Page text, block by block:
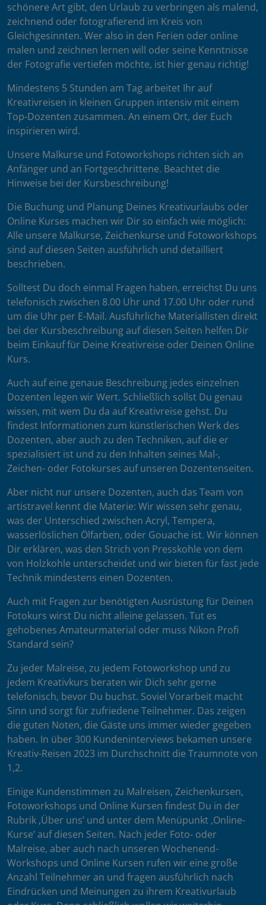
schönere Art gibt, den Urlaub zu verbringen als malend,
zeichnend oder fotografierend im Kreis von
Gleichgesinnten. Wer also in den Ferien oder online
malen und zeichnen lernen will oder seine Kenntnisse
der Fotografie vertiefen möchte, ist hier genau richtig!
Mindestens 5 Stunden am Tag arbeitet Ihr auf
Kreativreisen in kleinen Gruppen intensiv mit einem
Top-Dozenten zusammen. An einem Ort, der Euch
inspirieren wird.
Unsere Malkurse und Fotoworkshops richten sich an
Anfänger und an Fortgeschrittene. Beachtet die
Hinweise bei der Kursbeschreibung!
Die Buchung und Planung Deines Kreativurlaubs oder
Online Kurses machen wir Dir so einfach wie möglich:
Alle unsere Malkurse, Zeichenkurse und Fotoworkshops
sind auf diesen Seiten ausführlich und detailliert
beschrieben.
Solltest Du doch einmal Fragen haben, erreichst Du uns
telefonisch zwischen 8.00 Uhr und 17.00 Uhr oder rund
um die Uhr per E-Mail. Ausführliche Materiallisten direkt
bei der Kursbeschreibung auf diesen Seiten helfen Dir
beim Einkauf für Deine Kreativreise oder Deinen Online
Kurs.
Auch auf eine genaue Beschreibung jedes einzelnen
Dozenten legen wir Wert. Schließlich sollst Du genau
wissen, mit wem Du da auf Kreativreise gehst. Du
findest Informationen zum künstlerischen Werk des
Dozenten, aber auch zu den Techniken, auf die er
spezialisiert ist und zu den Inhalten seines Mal-,
Zeichen- oder Fotokurses auf unseren Dozentenseiten.
Aber nicht nur unsere Dozenten, auch das Team von
artistravel kennt die Materie: Wir wissen sehr genau,
was der Unterschied zwischen Acryl, Tempera,
wasserlöslichen Ölfarben, oder Gouache ist. Wir können
Dir erklären, was den Strich von Presskohle von dem
von Holzkohle unterscheidet und wir bieten für fast jede
Technik mindestens einen Dozenten.
Auch mit Fragen zur benötigten Ausrüstung für Deinen
Fotokurs wirst Du nicht alleine gelassen. Tut es
gehobenes Amateurmaterial oder muss Nikon Profi
Standard sein?
Zu jeder Malreise, zu jedem Fotoworkshop und zu
jedem Kreativkurs beraten wir Dich sehr gerne
telefonisch, bevor Du buchst. Soviel Vorarbeit macht
Sinn und sorgt für zufriedene Teilnehmer. Das zeigen
die guten Noten, die Gäste uns immer wieder gegeben
haben. In über 300 Kundeninterviews bekamen unsere
Kreativ-Reisen 2023 im Durchschnitt die Traumnote von
1,2.
Einige Kundenstimmen zu Malreisen, Zeichenkursen,
Fotoworkshops und Online Kursen findest Du in der
Rubrik ‚Über uns’ und unter dem Menüpunkt ‚Online-
Kurse’ auf diesen Seiten. Nach jeder Foto- oder
Malreise, aber auch nach unseren Wochenend-
Workshops und Online Kursen rufen wir eine große
Anzahl Teilnehmer an und fragen ausführlich nach
Eindrücken und Meinungen zu ihrem Kreativurlaub